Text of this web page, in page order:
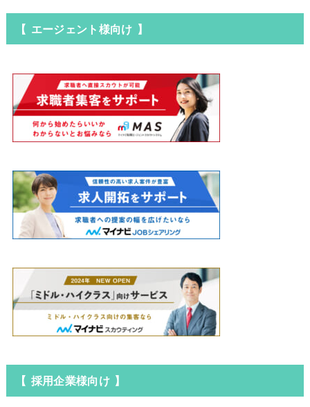
【 エージェント様向け 】
【 採用企業様向け 】